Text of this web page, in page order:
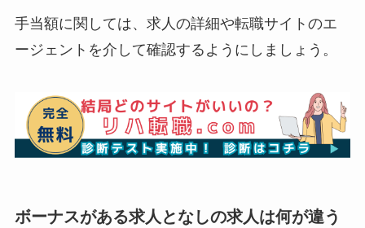
手当額に関しては、求人の詳細や転職サイトのエ
ージェントを介して確認するようにしましょう。
ボーナスがある求人となしの求人は何が違う